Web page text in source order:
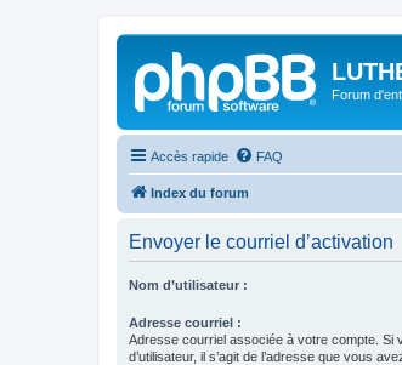
Forum
Accès rapide FAQ
Index du forum
Envoyer le courriel d’activation
Nom d’utilisateur :
Adresse courriel :
Adresse courriel associée à votre compte. Si
d’utilisateur, il s’agit de l’adresse que vous